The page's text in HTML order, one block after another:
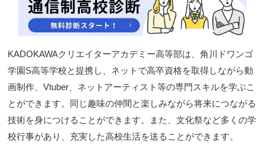
KADOKAWAクリエイターアカデミー高等部は、角川ドワンゴ
学園S高等学校と提携し、ネットで高卒資格を取得しながら動
画制作、Vtuber、ネットアーティスト等の専門スキルを学ぶこ
とができます。同じ趣味の仲間と楽しみながら将来につながる
技術を身につけることができます。また、文化祭など多くの学
校行事があり、充実した高校生活を送ることができます。